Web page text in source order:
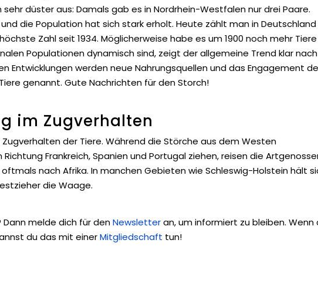
sehr düster aus: Damals gab es in Nordrhein-Westfalen nur drei Paare.
die Population hat sich stark erholt. Heute zählt man in Deutschland
Zahl seit 1934. Möglicherweise habe es um 1900 noch mehr Tiere
Populationen dynamisch sind, zeigt der allgemeine Trend klar nach
Entwicklungen werden neue Nahrungsquellen und das Engagement
genannt. Gute Nachrichten für den Storch!
im Zugverhalten
der Tiere. Während die Störche aus dem Westen
Richtung Frankreich, Spanien und Portugal ziehen, reisen die
nach Afrika. In manchen Gebieten wie Schleswig-Holstein hält
die Waage.
melde dich für denNewsletteran, um informiert zu bleiben. Wenn
du das mit einerMitgliedschaft tun!